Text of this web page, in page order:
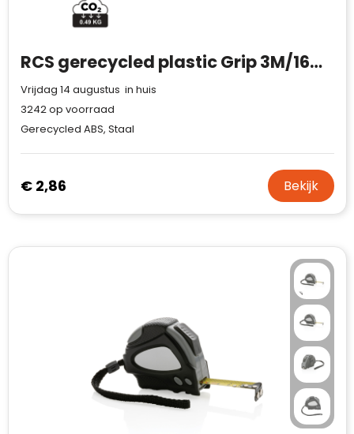
RCS gerecycled plastic Grip 3M/16mm rolmaat
Vrijdag 14 augustus in huis
3242op voorraad
Gerecycled ABS, Staal
€ 2,86 Bekijk